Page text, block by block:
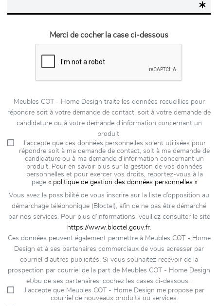
Merci de cocher la case ci-dessous
Meubles COT - Home Design traite les données recueillies pour
répondre soit à votre demande de contact, soit à votre demande de
candidature ou à votre demande d’information concernant un
produit.
J’accepte que ces données personnelles soient utilisées pour
répondre soit à ma demande de contact, soit à ma demande de
candidature ou à ma demande d’information concernant un
produit. Pour en savoir plus sur la gestion de vos données
personnelles et pour exercer vos droits, reportez-vous à la
page « politique de gestion des données personnelles »
Vous avez la possibilité de vous inscrire sur la liste d’opposition au
démarchage téléphonique (Bloctel), afin de ne pas être démarché
par nos services. Pour plus d’informations, veuillez consulter le site
https://www.bloctel.gouv.fr.
Ces données peuvent également permettre à Meubles COT - Home
Design et à ses partenaires commerciaux de vous adresser par
courriel d’autres publicités. Si vous souhaitez recevoir de la
prospection par courriel de la part de Meubles COT - Home Design
et/ou de ses partenaires, cochez les cases ci-dessous :
J’accepte que Meubles COT - Home Design me propose par
courriel de nouveaux produits ou services.